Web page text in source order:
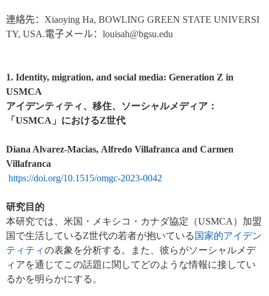
連絡先： Xiaoying Ha, BOWLING GREEN STATE UNIVERSI
TY, USA.電子メール： louisah@bgsu.edu
1. Identity, migration, and social media: Generation Z in
USMCA
アイデンティティ、移住、ソーシャルメディア ：
「 USMCA 」におけるZ世代
Diana Alvarez-Macias, Alfredo Villafranca and Carmen
Villafranca
https://doi.org/10.1515/omgc-2023-0042
研究目的
本研究では、米国・メキシコ・カナダ協定（USMCA ）加盟
国で生活しているZ世代の若者が抱いている 国家的アイデン
ティティの表象を分析する。また、彼らがソーシャルメデ
ィアを通じてこの話題に関してどのような情報に接してい
るかを明らかにする。